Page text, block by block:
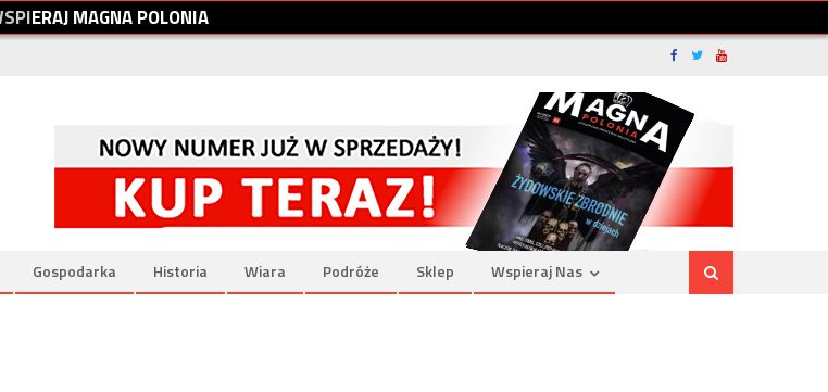
SPIERAJMAGNAPOLONIA
Gospodarka Historia Wiara Podróże Sklep Wspieraj Nas